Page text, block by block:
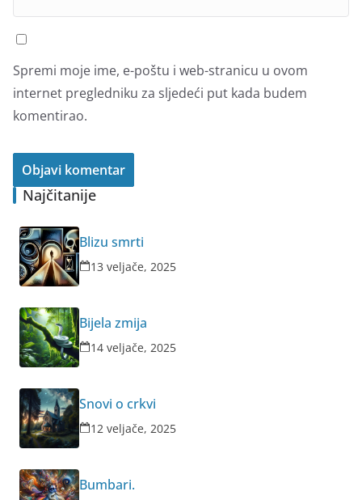
Spremi moje ime, e-poštu i web-stranicu u ovom
internet pregledniku za sljedeći put kada budem
komentirao.
Najčitanije
Blizu smrti
13 veljače, 2025
Bijela zmija
14 veljače, 2025
Snovi o crkvi
12 veljače, 2025
Bumbari.